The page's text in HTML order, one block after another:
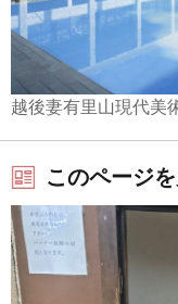
越後妻有里山現代美
このページ